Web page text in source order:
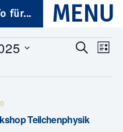
für...
V
e
a
S
h
V
L
s
Teilchenphysik